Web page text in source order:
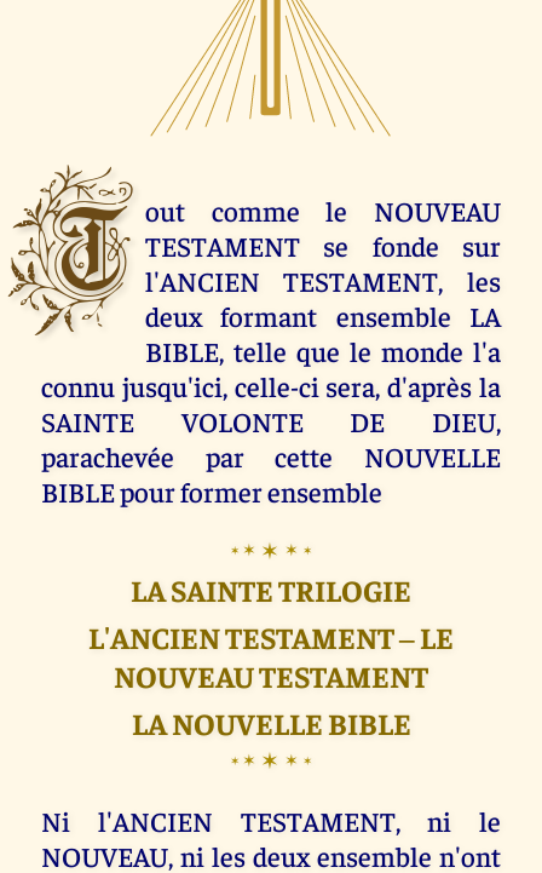
T out comme le NOUVEAU
TESTAMENT se fonde sur
l'ANCIEN TESTAMENT, les
deux formant ensemble LA
BIBLE, telle que le monde l'a
connu jusqu'ici, celle-ci sera, d'après la
SAINTE VOLONTE DE DIEU,
parachevée par cette NOUVELLE
BIBLE pour former ensemble
✶ ✶ ✶ ✶ ✶
LA SAINTE TRILOGIE
L'ANCIEN TESTAMENT ‒ LE
NOUVEAU TESTAMENT
LA NOUVELLE BIBLE
✶ ✶ ✶ ✶ ✶
Ni l'ANCIEN TESTAMENT, ni le
NOUVEAU, ni les deux ensemble n'ont